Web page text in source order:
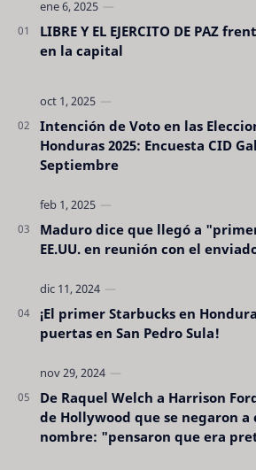
LIBRE Y EL EJERCITO DE PAZ
en la capital
Intención de Voto en las
Honduras 2025: Encuesta CID
Septiembre
Maduro dice que llegó a
EE.UU. en reunión con el
¡El primer Starbucks en
puertas en San Pedro Sula!
De Raquel Welch a Harrison
de Hollywood que se negaron a
nombre: "pensaron que era